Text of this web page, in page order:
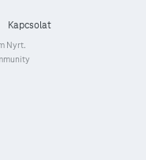
Kapcsolat
Nyrt.